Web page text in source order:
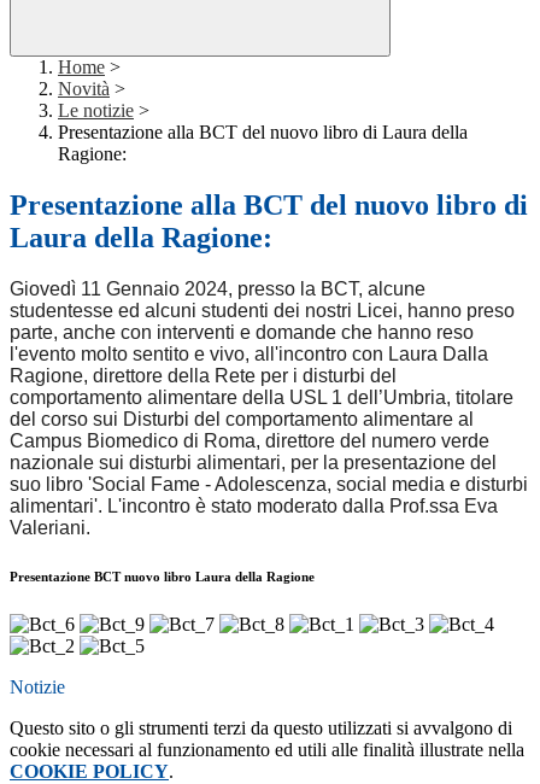
Home >
Novità >
Le notizie >
Presentazione alla BCT del nuovo libro di Laura della
Ragione:
Presentazione alla BCT del nuovo libro di
Laura della Ragione:
Giovedì 11 Gennaio 2024, presso la BCT, alcune
studentesse ed alcuni studenti dei nostri Licei, hanno preso
parte, anche con interventi e domande che hanno reso
l'evento molto sentito e vivo, all'incontro con Laura Dalla
Ragione, direttore della Rete per i disturbi del
comportamento alimentare della USL 1 dell’Umbria, titolare
del corso sui Disturbi del comportamento alimentare al
Campus Biomedico di Roma, direttore del numero verde
nazionale sui disturbi alimentari, per la presentazione del
suo libro 'Social Fame - Adolescenza, social media e disturbi
alimentari'. L'incontro è stato moderato dalla Prof.ssa Eva
Valeriani.
Presentazione BCT nuovo libro Laura della Ragione
Notizie
Questo sito o gli strumenti terzi da questo utilizzati si avvalgono di
cookie necessari al funzionamento ed utili alle finalità illustrate nella
COOKIE POLICY.